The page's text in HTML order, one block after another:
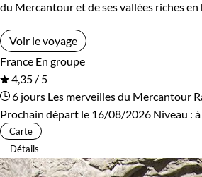
du Mercantour et de ses vallées riches en
Voir le voyage
France En groupe
4,35 / 5
6 jours Les merveilles du Mercantour
Prochain départ le 16/08/2026 Niveau :
Carte
Détails